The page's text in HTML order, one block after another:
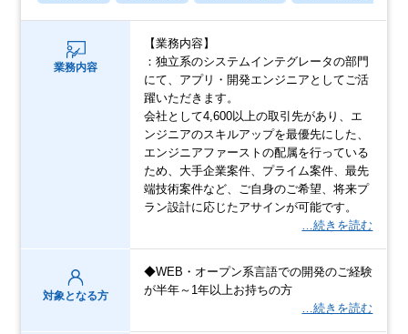
業務内容
【業務内容】
：独立系のシステムインテグレータの部門
にて、アプリ・開発エンジニアとしてご活
躍いただきます。
会社として4,600以上の取引先があり、エ
ンジニアのスキルアップを最優先にした、
エンジニアファーストの配属を行っている
ため、大手企業案件、プライム案件、最先
端技術案件など、ご自身のご希望、将来プ
ラン設計に応じたアサインが可能です。
…続きを読む
対象となる方
◆WEB・オープン系言語での開発のご経験
が半年～1年以上お持ちの方
…続きを読む